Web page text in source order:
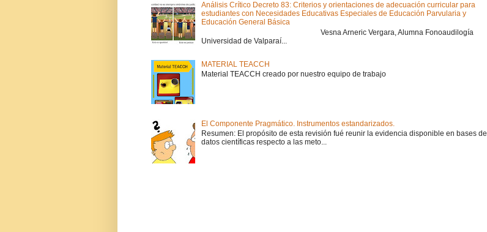
Análisis Crítico Decreto 83: Criterios y orientaciones de adecuación curricular para
estudiantes con Necesidades Educativas Especiales de Educación Parvularia y
Educación General Básica
Vesna Arneric Vergara, Alumna Fonoaudilogía
Universidad de Valparaí...
MATERIAL TEACCH
Material TEACCH creado por nuestro equipo de trabajo
El Componente Pragmático. Instrumentos estandarizados.
Resumen: El propósito de esta revisión fué reunir la evidencia disponible en bases de
datos científicas respecto a las meto...